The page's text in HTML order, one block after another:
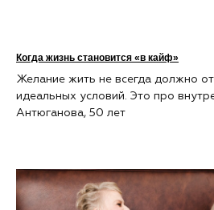
Когда жизнь становится «в кайф»
Желание жить не всегда должно
идеальных условий. Это про
Антюганова, 50 лет